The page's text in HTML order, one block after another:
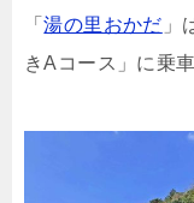
「湯の里おかだ 」
きAコース」に乗